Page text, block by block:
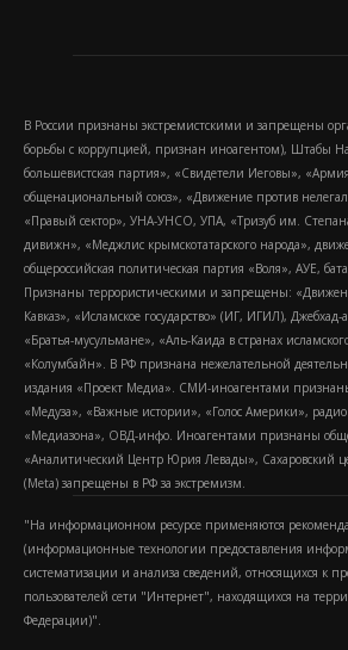
В России признаны экстремистскими и запрещены
борьбы с коррупцией, признан иноагентом), Штабы
большевистская партия», «Свидетели Иеговы»,
общенациональный союз», «Движение против
«Правый сектор», УНА-УНСО, УПА, «Тризуб им.
дивижн», «Меджлис крымскотатарского народа»,
общероссийская политическая партия «Воля», АУЕ,
Признаны террористическими и запрещены:
Кавказ», «Исламское государство» (ИГ, ИГИЛ),
«Братья-мусульмане», «Аль-Каида в странах
«Колумбайн». В РФ признана нежелательной
издания «Проект Медиа». СМИ-иноагентами
«Медуза», «Важные истории», «Голос Америки»,
«Медиазона», ОВД-инфо. Иноагентами признаны
«Аналитический Центр Юрия Левады», Сахаровский
(Metа) запрещены в РФ за экстремизм.
"На информационном ресурсе применяются
(информационные технологии предоставления
систематизации и анализа сведений, относящихся к
пользователей сети "Интернет", находящихся на
Федерации)".